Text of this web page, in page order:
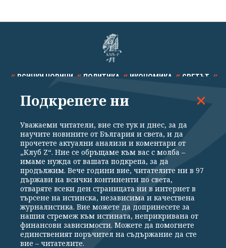
ВСИЧКИ НОВИНИ ПОЛИТИКА ИКОНОМИКА СВЕТЪТ
СПОРТ КУЛТУРА ТЕХНОЛОГИИ КАЛЕЙДОСКОП
Общи условия
Политика за поверителност
Реклама
Партньори Контакти
За Клуб Z
Екип
Подкрепете ни
Издател на www.clubz.bg е „Клуб Зебра Медия“ ЕООД, София, ул. "Алеко
Константинов" 3. Всички права запазени 2026 „Клуб Зебра Медия“
Подкрепете ни
Уважаеми читатели, вие сте тук и днес, за да
научите новините от България и света, и да
прочетете актуални анализи и коментари от
„Клуб Z“. Ние се обръщаме към вас с молба –
имаме нужда от вашата подкрепа, за да
продължим. Вече години вие, читателите ни в 97
държави на всички континенти по света,
отваряте всеки ден страницата ни в интернет в
търсене на истинска, независима и качествена
журналистика. Вие можете да допринесете за
нашия стремеж към истината, неприкривана от
финансови зависимости. Можете да помогнете
единственият поръчител на съдържание да сте
вие – читателите.